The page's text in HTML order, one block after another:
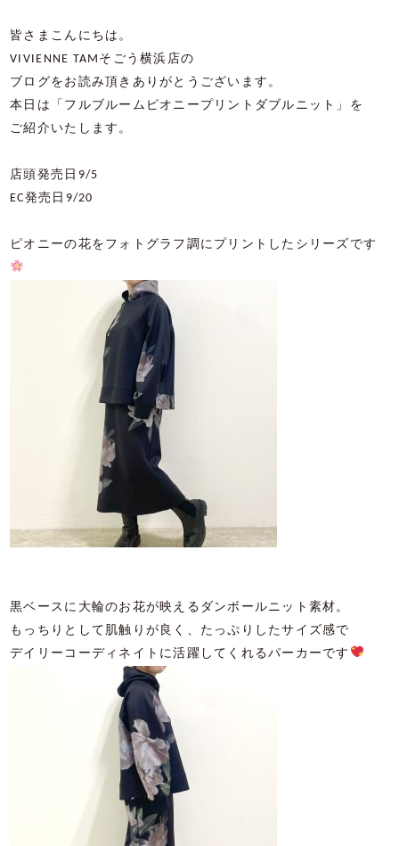
皆さまこんにちは。
VIVIENNE TAM そごう横浜店の
ブログをお読み頂きありがとうございます。
本日は「フルブルームピオニープリントダブルニット」を
ご紹介いたします。
店頭発売日 9/5
EC発売日 9/20
ピオニーの花をフォトグラフ調にプリントしたシリーズです
黒ベースに大輪のお花が映えるダンボールニット素材。
もっちりとして肌触りが良く、たっぷりしたサイズ感で
デイリーコーディネイトに活躍してくれるパーカーです